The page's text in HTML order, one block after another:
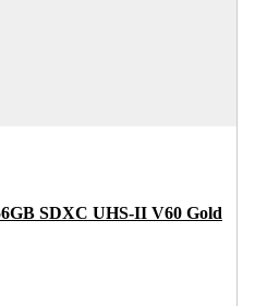
SDXC UHS-II V60 Gold